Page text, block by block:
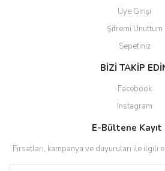
Üye Girişi
Şifremi Unuttum
Sepetiniz
BİZİ TAKİP
Facebook
Instagram
E-Bültene Kayıt
Fırsatları, kampanya ve duyuruları ile ilgili